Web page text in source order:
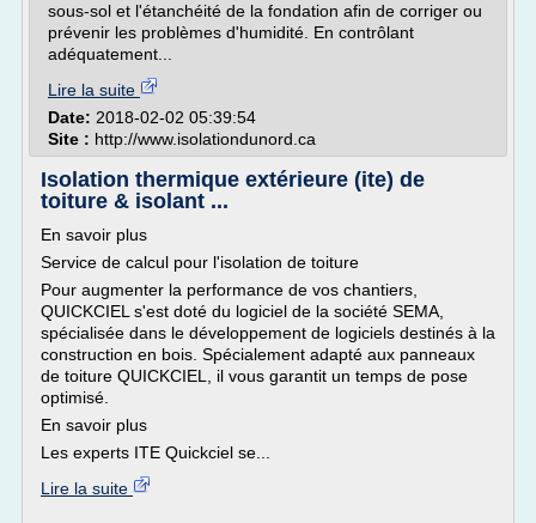
sous-sol et l'étanchéité de la fondation afin de corriger ou
prévenir les problèmes d'humidité. En contrôlant
adéquatement...
Lire la suite
Date: 2018-02-02 05:39:54
Site : http://www.isolationdunord.ca
Isolation thermique extérieure (ite) de
toiture & isolant ...
En savoir plus
Service de calcul pour l'isolation de toiture
Pour augmenter la performance de vos chantiers,
QUICKCIEL s'est doté du logiciel de la société SEMA,
spécialisée dans le développement de logiciels destinés à la
construction en bois. Spécialement adapté aux panneaux
de toiture QUICKCIEL, il vous garantit un temps de pose
optimisé.
En savoir plus
Les experts ITE Quickciel se...
Lire la suite